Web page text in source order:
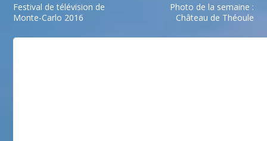
Festival de télévision de
Monte-Carlo 2016
Photo de la semaine :
Château de Théoule